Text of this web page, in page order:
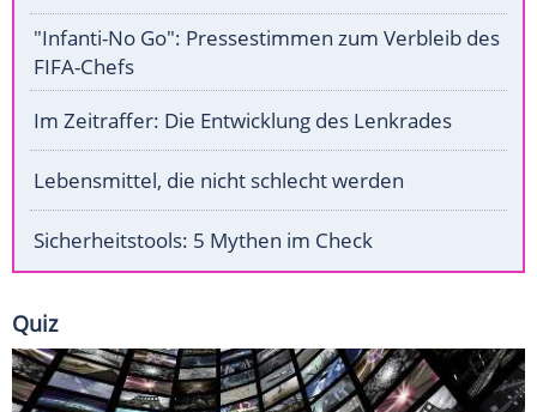
"Infanti-No Go": Pressestimmen zum Verbleib des
FIFA-Chefs
Im Zeitraffer: Die Entwicklung des Lenkrades
Lebensmittel, die nicht schlecht werden
Sicherheitstools: 5 Mythen im Check
Quiz